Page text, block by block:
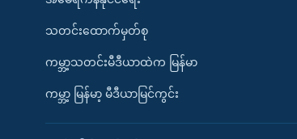
သတင်းထောက်မှတ်စု
ကမ္ဘာ့သတင်းမီဒီယာထဲက မြန်မာ
ကမ္ဘာ့ မြန်မာ့ မီဒီယာမြင်ကွင်း